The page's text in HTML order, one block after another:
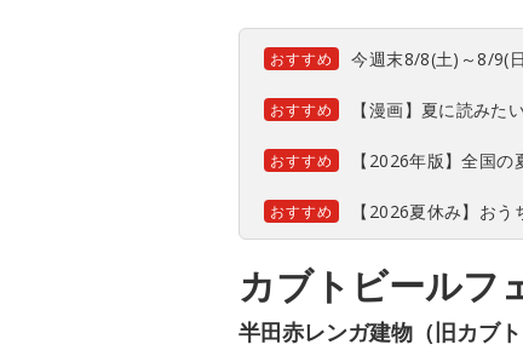
おすすめ 今週末8/8(土)～8/9(
おすすめ 【漫画】夏に読みた
おすすめ 【2026年版】全国
おすすめ 【2026夏休み】お
カブトビールフ
半田赤レンガ建物（旧カブト